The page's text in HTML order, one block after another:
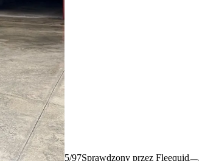
5/97Sprawdzony przez Fleequid